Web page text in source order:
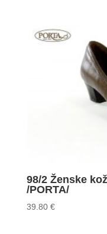
98/2 Ženske
/PORTA/
39.80 €